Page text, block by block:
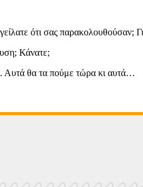
ότι σας παρακολουθούσαν;
Κάνατε;
Αυτά θα τα πούμε τώρα κι αυτά…